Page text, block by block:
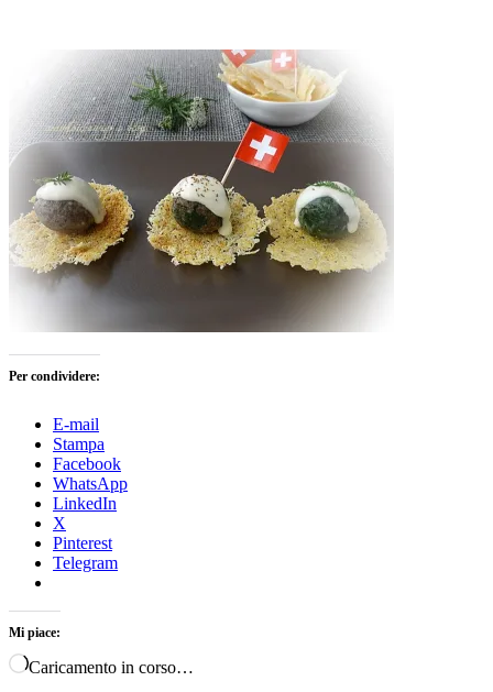
Per condividere:
E-mail
Stampa
Facebook
WhatsApp
LinkedIn
X
Pinterest
Telegram
Mi piace:
Caricamento in corso…